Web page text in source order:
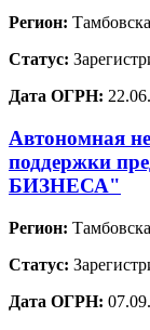
Регион:
Статус:
Дата ОГРН:
Автономная
поддержки
БИЗНЕСА"
Регион:
Статус:
Дата ОГРН: